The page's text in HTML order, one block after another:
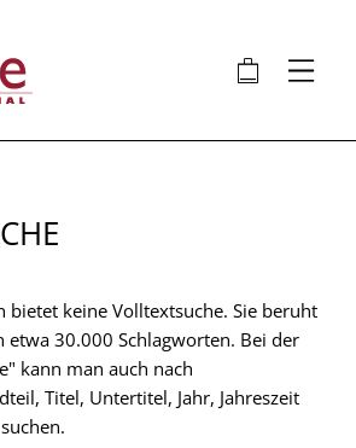
🛍 ⋮
bietet keine Volltextsuche. Sie beruht
etwa 30.000 Schlagworten. Bei der
kann man auch nach
Titel, Untertitel, Jahr, Jahreszeit